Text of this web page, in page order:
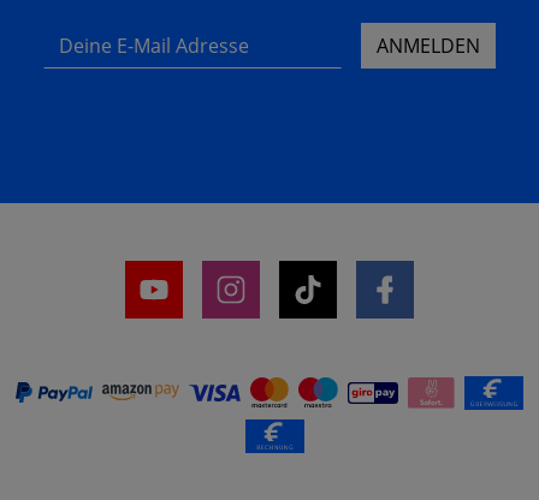
Deine E-Mail Adresse ANMELDEN